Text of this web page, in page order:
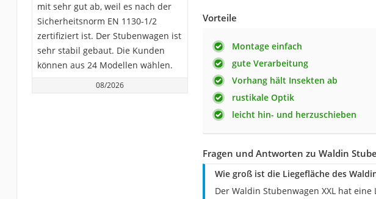
mit sehr gut ab, weil es nach der
Sicherheitsnorm EN 1130-1/2
zertifiziert ist. Der Stubenwagen ist
sehr stabil gebaut. Die Kunden
können aus 24 Modellen wählen.
08/2026
Vorteile
Montage einfach
gute Verarbeitung
Vorhang hält Insekten ab
rustikale Optik
leicht hin- und herzuschieben
Fragen und Antworten zu Waldin
Wie groß ist die Liegefläche des
Der Waldin Stubenwagen XXL hat